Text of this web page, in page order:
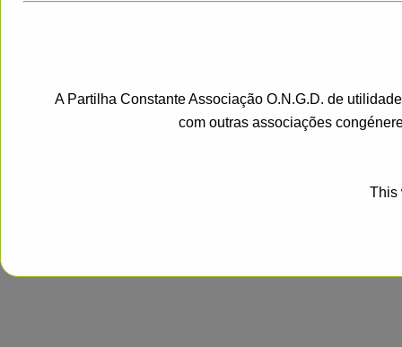
A Partilha Constante Associação O.N.G.D. de
com outras associações
This